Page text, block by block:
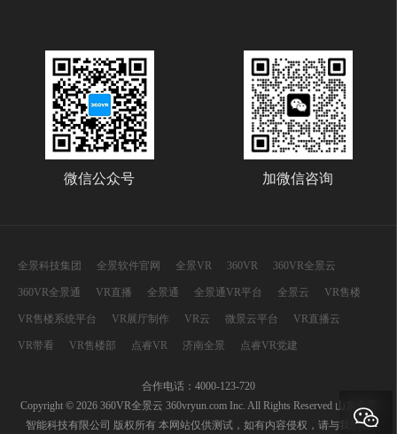
微信公众号 加微信咨询
全景科技集团 全景软件官网 全景VR 360VR 360VR全景云
360VR全景通 VR直播 全景通 全景通VR平台 全景云 VR售楼
VR售楼系统平台 VR展厅制作 VR云 微景云平台 VR直播云
VR带看 VR售楼部 点睿VR 济南全景 点睿VR党建
合作电话：4000-123-720
Copyright © 2026 360VR全景云 360vryun.com Inc. All Rights Reserved 山东全景
智能科技有限公司 版权所有 本网站仅供测试，如有内容侵权，请与我们联